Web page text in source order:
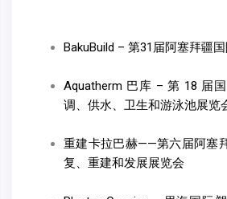
BakuBuild – 第31届阿塞拜疆
Aquatherm 巴库 – 第 18 届
调、供水、卫生和游泳池展览
重建卡拉巴赫——第六届阿塞
复、重建和发展展览会